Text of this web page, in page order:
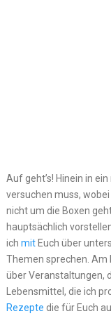
Auf geht’s! Hinein in
versuchen muss,
nicht um die Boxen
hauptsächlich
ich mitEuch über
Themen sprechen. Am
über Veranstaltungen,
Lebensmittel, die ich
Rezepte die für Euch